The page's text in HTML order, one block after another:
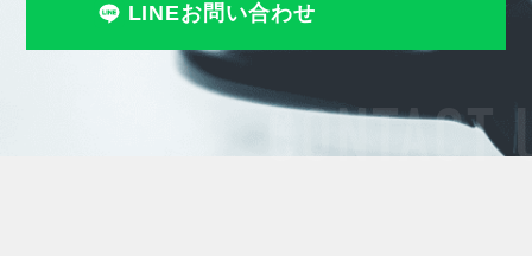
CONTACT
LINEお問い合わせ